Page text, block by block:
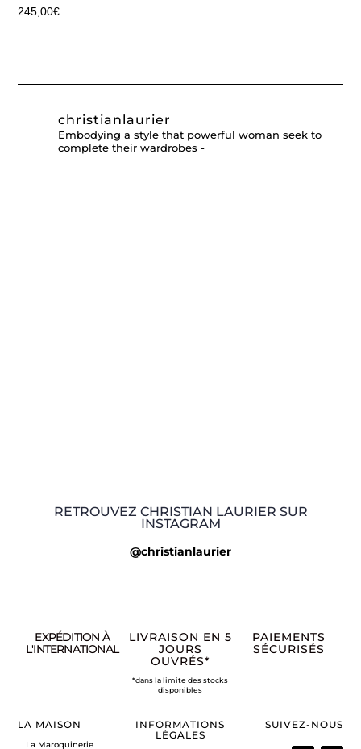
245,00€
christianlaurier
Embodying a style that powerful woman seek to
complete their wardrobes -
RETROUVEZ CHRISTIAN LAURIER SUR
INSTAGRAM
@christianlaurier
EXPÉDITION À
L'INTERNATIONAL
LIVRAISON EN 5
JOURS
OUVRÉS*
*dans la limite des stocks
disponibles
PAIEMENTS
SÉCURISÉS
LA MAISON
La Maroquinerie
INFORMATIONS
LÉGALES
SUIVEZ-NOUS